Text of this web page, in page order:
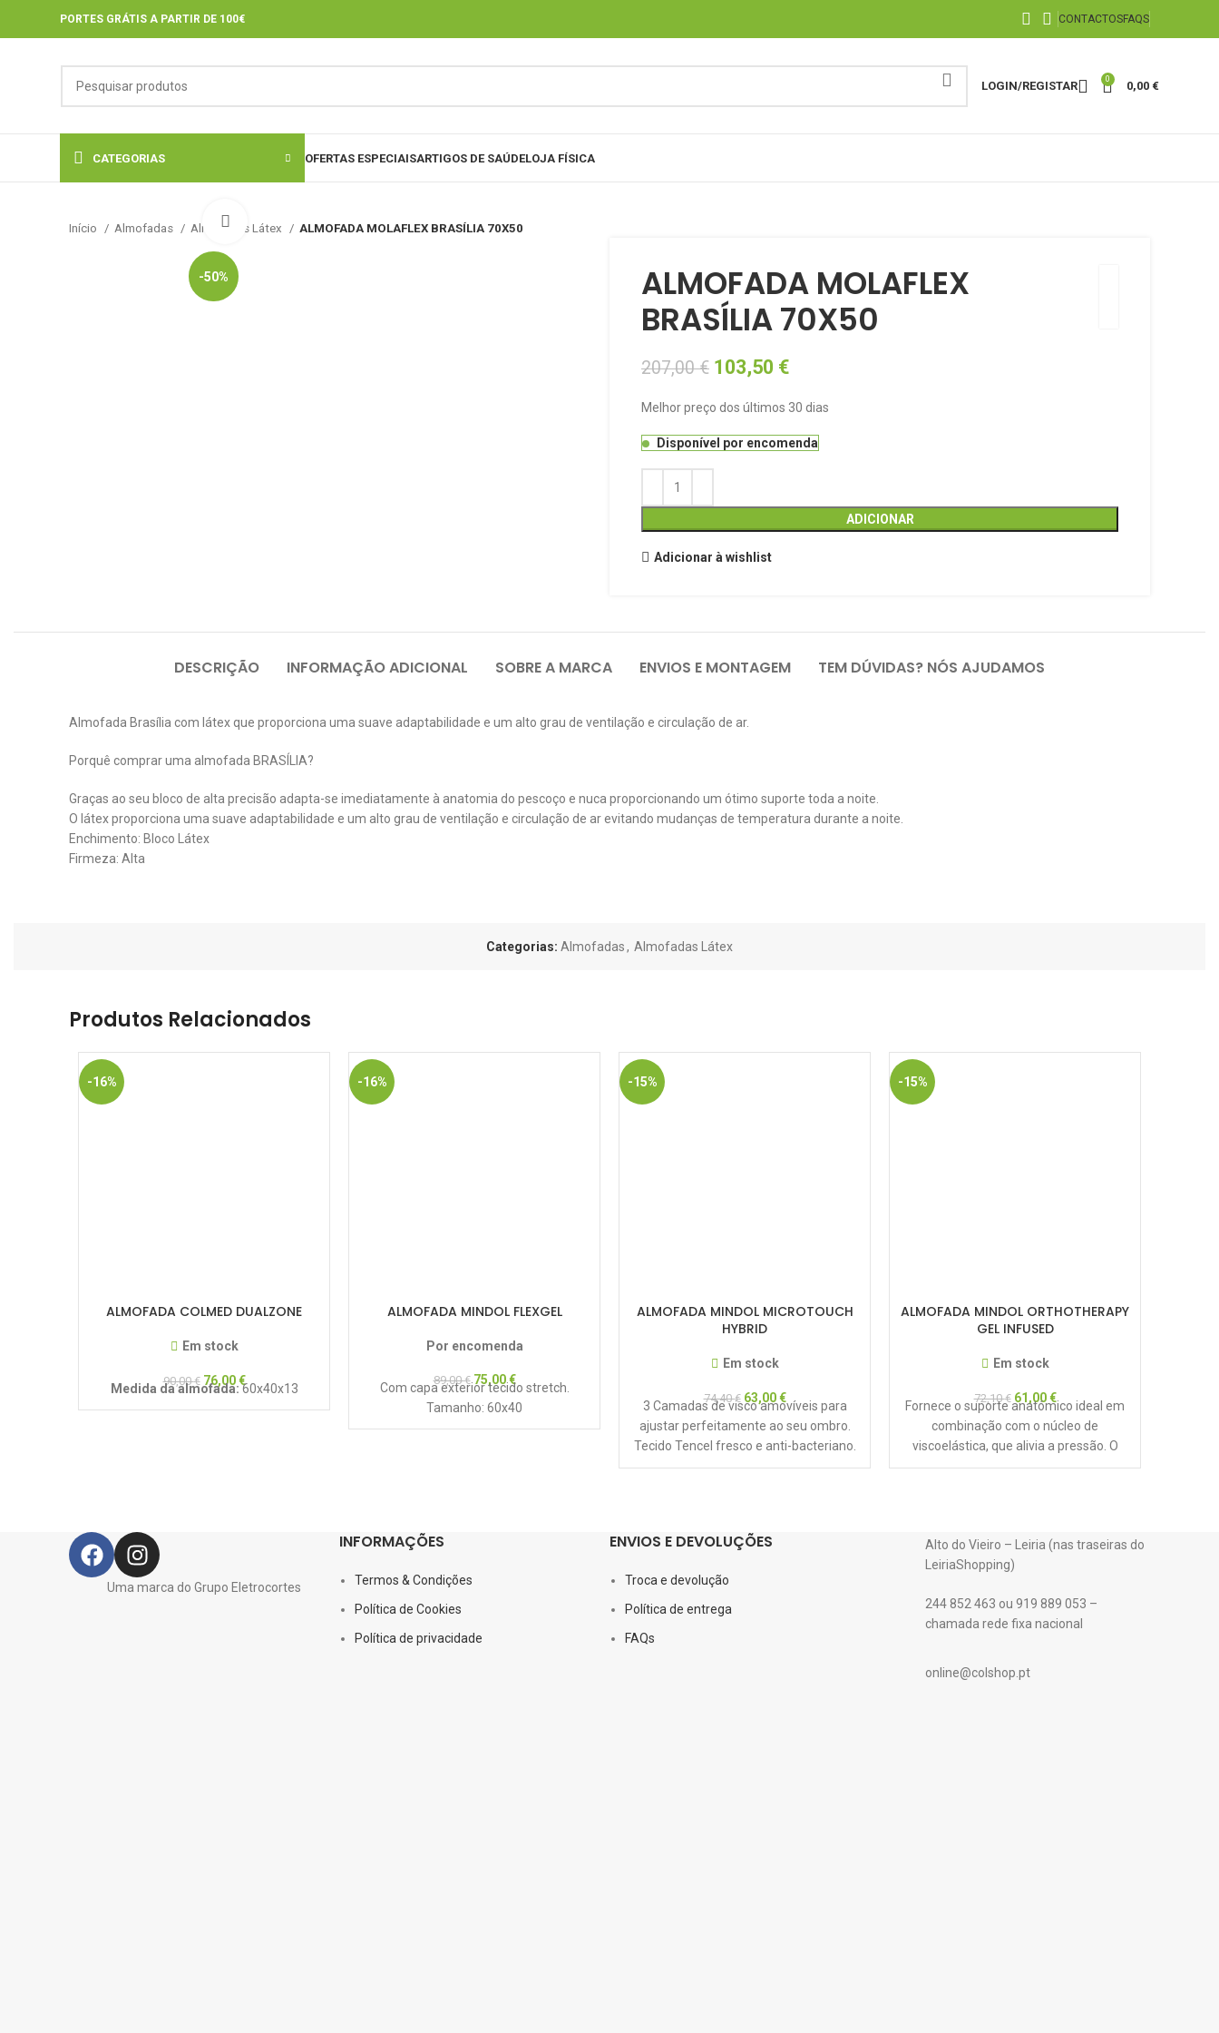
PORTES GRÁTIS A PARTIR DE 100€ CONTACTOSFAQS
LOGIN/REGISTAR
0
0,00 €
CATEGORIAS OFERTAS ESPECIAISARTIGOS DE SAÚDELOJA FÍSICA
Início Almofadas Almofadas Látex ALMOFADA MOLAFLEX BRASÍLIA 70X50
-50%
Click to enlarge
ALMOFADA MOLAFLEX
BRASÍLIA 70X50
207,00€ 103,50 €
Melhor preço dos últimos 30 dias
Disponível por encomenda
ADICIONAR
Adicionar à wishlist
DESCRIÇÃO INFORMAÇÃO ADICIONAL SOBRE A MARCA ENVIOS E MONTAGEM TEM DÚVIDAS? NÓS AJUDAMOS
Almofada Brasília com látex que proporciona uma suave adaptabilidade e um alto grau de ventilação e circulação de ar.
Porquê comprar uma almofada BRASÍLIA?
Graças ao seu bloco de alta precisão adapta-se imediatamente à anatomia do pescoço e nuca proporcionando um ótimo suporte toda a noite.
O látex proporciona uma suave adaptabilidade e um alto grau de ventilação e circulação de ar evitando mudanças de temperatura durante a noite.
Enchimento: Bloco Látex
Firmeza: Alta
Categorias: Almofadas, Almofadas Látex
Produtos Relacionados
-16%
ALMOFADA COLMED DUALZONE
Em stock
90,00€ 76,00€
Medida da almofada:60x40x13
-16%
ALMOFADA MINDOL FLEXGEL
Por encomenda
89,00€ 75,00€
Com capa exterior tecido stretch.
Tamanho: 60x40
-15%
ALMOFADA MINDOL MICROTOUCH
HYBRID
Em stock
74,40€ 63,00€
3 Camadas de visco amovíveis para
ajustar perfeitamente ao seu ombro.
Tecido Tencel fresco e anti-bacteriano.
Capa exterior em Tencel
-15%
ALMOFADA MINDOL ORTHOTHERAPY
GEL INFUSED
Em stock
72,10€ 61,00€
Fornece o suporte anatómico ideal em
combinação com o núcleo de
viscoelástica, que alivia a pressão. O
núcleo de viscoelástica
Uma marca do Grupo Eletrocortes
INFORMAÇÕES
Termos & Condições
Política de Cookies
Política de privacidade
ENVIOS E DEVOLUÇÕES
Troca e devolução
Política de entrega
FAQs
Alto do Vieiro – Leiria (nas traseiras do
LeiriaShopping)
244 852 463 ou 919 889 053 –
chamada rede fixa nacional
online@colshop.pt